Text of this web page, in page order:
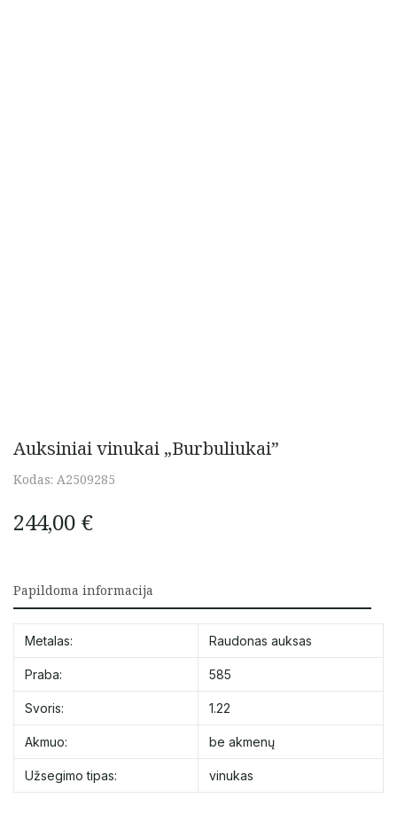
Auksiniai vinukai „Burbuliukai”
Kodas: A2509285
244,00 €
Papildoma informacija
Metalas: Raudonas auksas
Praba: 585
Svoris: 1.22
Akmuo: be akmenų
Užsegimo tipas: vinukas